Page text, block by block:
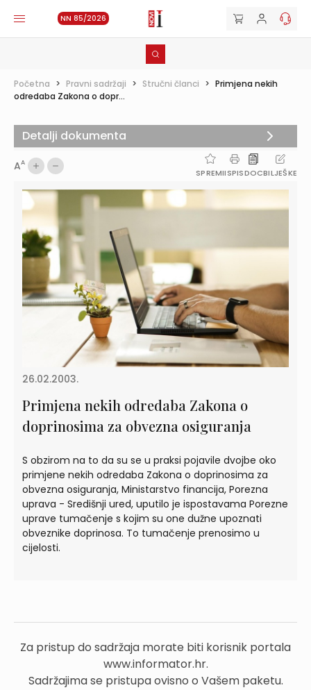
NN 85/2026
Početna > Pravni sadržaji > Stručni članci > Primjena nekih
odredaba Zakona o dopr...
AA
SPREMIISPISDOCBILJEŠKE
26.02.2003.
Primjena nekih odredaba Zakona o
doprinosima za obvezna osiguranja
S obzirom na to da su se u praksi pojavile dvojbe oko
primjene nekih odredaba Zakona o doprinosima za
obvezna osiguranja, Ministarstvo financija, Porezna
uprava - Središnji ured, uputilo je ispostavama Porezne
uprave tumačenje s kojim su one dužne upoznati
obveznike doprinosa. To tumačenje prenosimo u
cijelosti.
Za pristup do sadržaja morate biti korisnik portala
www.informator.hr.
Sadržajima se pristupa ovisno o Vašem paketu.
Detalji dokumenta